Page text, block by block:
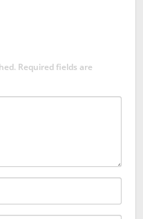
Required fields are